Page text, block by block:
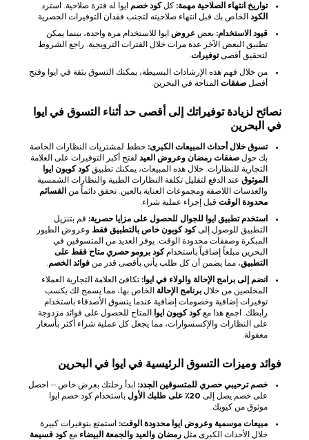
تواريخ انتهاء الصلاحية مهمة: كلكود خصم ايوا له فترة صلاحية. استرد
الكود الخاص بك قبل انتهاء صلاحيته لتجنب فقدان التوفيرات الحصرية.
قيود الاستخدام: بعض عروض ايوا للاستخدام مرة واحدة، بينما يمكن
تطبيق البعض الآخر عدة مرات خلال الفترات الترويجية. راجع الشروط
لتحقيق أقصىتوفيرات
من خلال فهم هذه الإرشادات البسيطة، يمكنك التسوق بثقة في ايوا وفتح
أفضل صفقات المتاحة في البحرين.
نصائح لزيادة توفيراتك إلى أقصى حد أثناء التسوق في ايوا
في البحرين
تسوق خلال أحداث المبيعات الكبرى: خطط لمشتريات النظارات الخاصة
بك حول صفقات رمضان وعروض العيد لفتح أكبر التوفيرات على العلامة
التجارية للنظارات. خلال هذه المبيعات، يمكنك تطبيقكود كوبون ايوا
الموثوق عند الدفع لتقليل تكلفة النظارات الطبية والنظارات الشمسية
والعدسات اللاصقة ومجموعات العناية بالعين. تحقق دائماً من
القسائم
محدودة الوقت قبل إجراء عملية شراء.
استخدم تطبيق ايوا للجوال للحصول على مزايا حصرية: قم بتنزيل
التطبيق للوصول إلىكود كوبون خاص بالتطبيق فقط وعروض الطيور
المبكرة وصفقات محدودة الوقت. يوفر العديد من المتسوقين في
البحرين مبلغاً إضافياً باستخدامكود برومو حصري متاح فقط على
التطبيق، مما يضمن أن كل طلب يأتي بأقصى قدر من فوائد الخصم
انضم إلى برامج الإحالة والولاء في ايوا: تكافئ العلامة التجارية العملاء
المخلصين من خلال برنامج الإحالة الخاص بها، مما يسمح لك بكسب
توفيرات إضافية وخصومات إضافية عندما يتسوق الأصدقاء باستخدام
رابطك. اجمع هذا معكود كوبون ايوا
المتاح للحصول على فوائد مزدوجة
على النظارات والإكسسوارات، مما يجعل كل عملية شراء أكثر بأسعار
معقولة.
فوائد وميزات التسوق الرئيسية في ايوا في البحرين
خصم ترحيبي حصري للمتسوقين الجدد: ابدأ رحلتك بعرض خاص -- احصل
على خصم يصل إلى 20٪ على طلبك الأول
باستخدام كود خصم ايوا
موثوق من كيوبك.
مبيعات موسمية وعروض ايوا محدودة الوقت: استمتع بتوفيرات كبيرة
خلال الأحداث الكبرى مثل رمضان والعيد والجمعة البيضاء معكود قسيمة